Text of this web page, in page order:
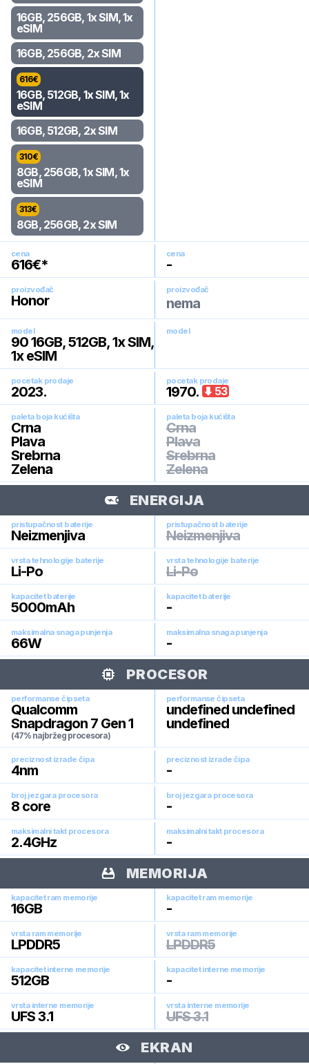
16GB, 256GB, 1x SIM, 1x
eSIM
16GB, 256GB, 2x SIM
616€
16GB, 512GB, 1x SIM, 1x
eSIM
16GB, 512GB, 2x SIM
310€
8GB, 256GB, 1x SIM, 1x
eSIM
313€
8GB, 256GB, 2x SIM
cena
616€*
cena
-
proizvođač
Honor
proizvođač
nema
model
90 16GB, 512GB, 1x SIM,
1x eSIM
model
pocetak prodaje
2023.
pocetak prodaje
1970. 53
paleta boja kućišta
Crna
Plava
Srebrna
Zelena
paleta boja kućišta
Crna
Plava
Srebrna
Zelena
ENERGIJA
pristupačnost baterije
Neizmenjiva
pristupačnost baterije
Neizmenjiva
vrsta tehnologije baterije
Li-Po
vrsta tehnologije baterije
Li-Po
kapacitet baterije
5000mAh
kapacitet baterije
-
maksimalna snaga punjenja
66W
maksimalna snaga punjenja
-
PROCESOR
performanse čipseta
Qualcomm
Snapdragon 7 Gen 1
(47% najbržeg procesora)
performanse čipseta
undefined undefined
undefined
preciznost izrade čipa
4nm
preciznost izrade čipa
-
broj jezgara procesora
8 core
broj jezgara procesora
-
maksimalni takt procesora
2.4GHz
maksimalni takt procesora
-
MEMORIJA
kapacitet ram memorije
16GB
kapacitet ram memorije
-
vrsta ram memorije
LPDDR5
vrsta ram memorije
LPDDR5
kapacitet interne memorije
512GB
kapacitet interne memorije
-
vrsta interne memorije
UFS 3.1
vrsta interne memorije
UFS 3.1
EKRAN